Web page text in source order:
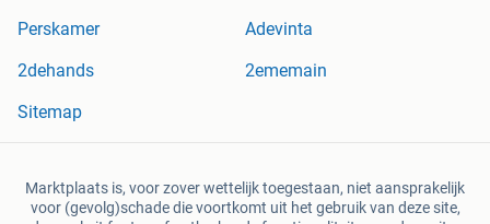
Perskamer
Adevinta
2dehands
2ememain
Sitemap
Marktplaats is, voor zover wettelijk toegestaan, niet aansprakelijk
voor (gevolg)schade die voortkomt uit het gebruik van deze site,